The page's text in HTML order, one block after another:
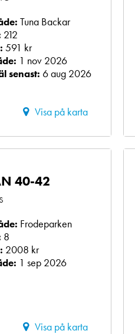
Tuna Backar
212
591 kr
1 nov 2026
senast: 6 aug 2026
Visa på karta
40-42
Frodeparken
8
2008 kr
1 sep 2026
Visa på karta